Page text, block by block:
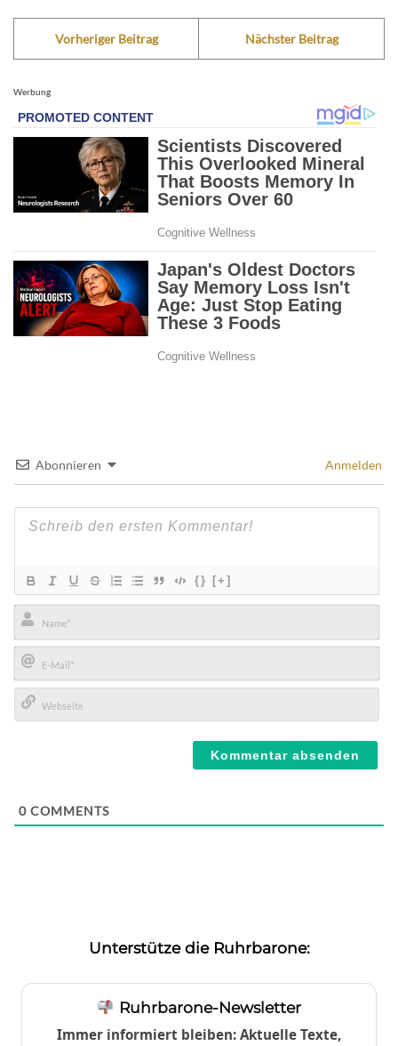
Vorheriger Beitrag Nächster Beitrag
Werbung
Abonnieren Anmelden
{} [+]
Name*
E-
Mail*
0 COMMENTS
Unterstütze die Ruhrbarone:
Ruhrbarone-Newsletter
Immer informiert bleiben: Aktuelle Texte,